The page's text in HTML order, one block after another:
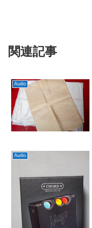
関連記事
Audio
Audio